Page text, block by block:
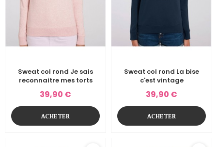
Sweat col rond Je sais
reconnaitre mes torts
39,90 €
ACHETER
Sweat col rond La bise
c'est vintage
39,90 €
ACHETER